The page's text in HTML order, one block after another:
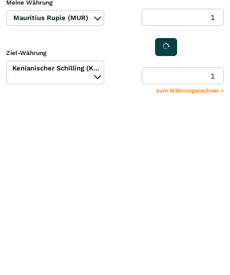
Meine Währung
Mauritius Rupie (MUR)
Ziel-Währung
Kenianischer Schilling (KES)
zum Währungsrechner »